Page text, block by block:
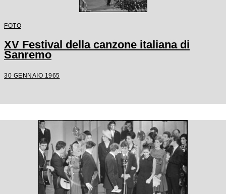
FOTO
XV Festival della canzone italiana di
Sanremo
30 GENNAIO 1965